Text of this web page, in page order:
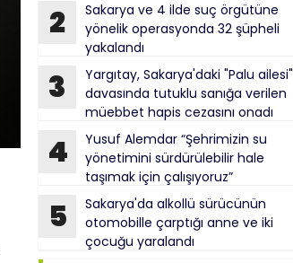
2
Sakarya ve 4 ilde suç örgütüne
yönelik operasyonda 32 şüpheli
yakalandı
3
Yargıtay, Sakarya'daki "Palu ailesi"
davasında tutuklu sanığa verilen
müebbet hapis cezasını onadı
4
Yusuf Alemdar “Şehrimizin su
yönetimini sürdürülebilir hale
taşımak için çalışıyoruz”
5
Sakarya'da alkollü sürücünün
otomobille çarptığı anne ve iki
çocuğu yaralandı